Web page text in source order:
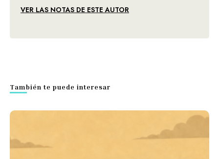
VER LAS NOTAS DE ESTE AUTOR
También te puede interesar